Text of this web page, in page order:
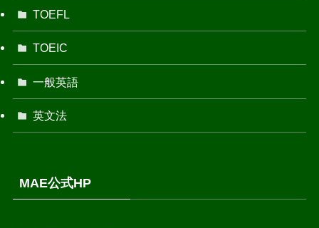
TOEFL
TOEIC
一般英語
英文法
MAE公式HP